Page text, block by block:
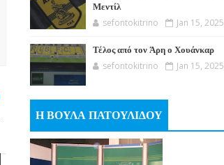
Μεντίλ
sefontokitrino Jan 15, 2025
Τέλος από τον Άρη ο Χουάνκαρ
sefontokitrino Jan 15, 2025
Η ΒΟΥΛΑ ΠΑΤΟΥΛΙΔΟΥ